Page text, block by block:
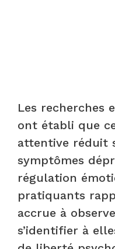
Les recherches
ont établi que
attentive réduit
symptômes
régulation
pratiquants
accrue à
s’identifier à